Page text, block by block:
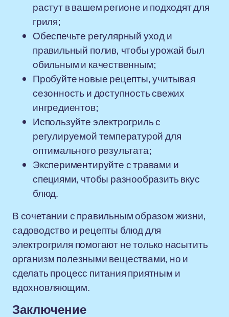
растут в вашем регионе и подходят для
гриля;
Обеспечьте регулярный уход и
правильный полив, чтобы урожай был
обильным и качественным;
Пробуйте новые рецепты, учитывая
сезонность и доступность свежих
ингредиентов;
Используйте электрогриль с
регулируемой температурой для
оптимального результата;
Экспериментируйте с травами и
специями, чтобы разнообразить вкус
блюд.
В сочетании с правильным образом жизни,
садоводство и рецепты блюд для
электрогриля помогают не только насытить
организм полезными веществами, но и
сделать процесс питания приятным и
вдохновляющим.
Заключение